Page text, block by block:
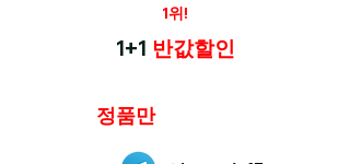
1위!
1+1 반값할인
정품만